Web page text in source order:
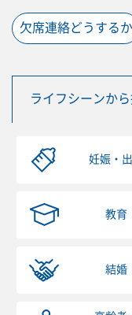
欠席連絡どうするか
ライフシーンか
妊娠・
教育
結婚